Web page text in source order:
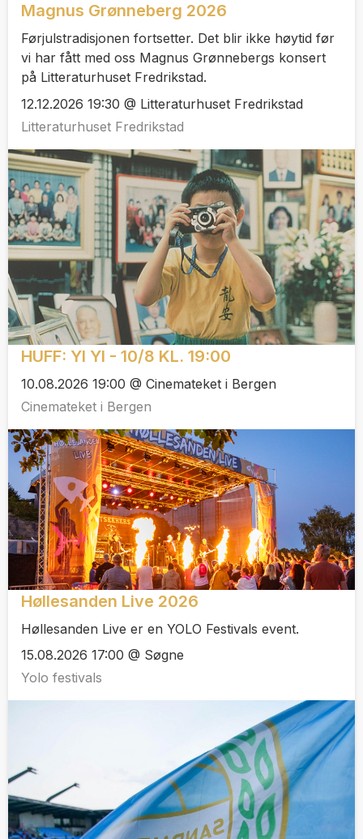
Magnus Grønneberg 2026
Førjulstradisjonen fortsetter. Det blir ikke høytid før
vi har fått med oss Magnus Grønnebergs konsert
på Litteraturhuset Fredrikstad.
12.12.2026 19:30 @ Litteraturhuset Fredrikstad
Litteraturhuset Fredrikstad
HUFF: YI YI - 10/8 KL. 19:00
10.08.2026 19:00 @ Cinemateket i Bergen
Cinemateket i Bergen
Høllesanden Live 2026
Høllesanden Live er en YOLO Festivals event.
15.08.2026 17:00 @ Søgne
Yolo festivals